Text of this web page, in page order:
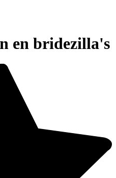
en bridezilla's